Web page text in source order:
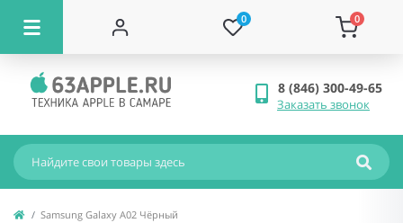
0 0
8 (846) 300-49-65
Заказать звонок
Samsung Galaxy A02 Чёрный